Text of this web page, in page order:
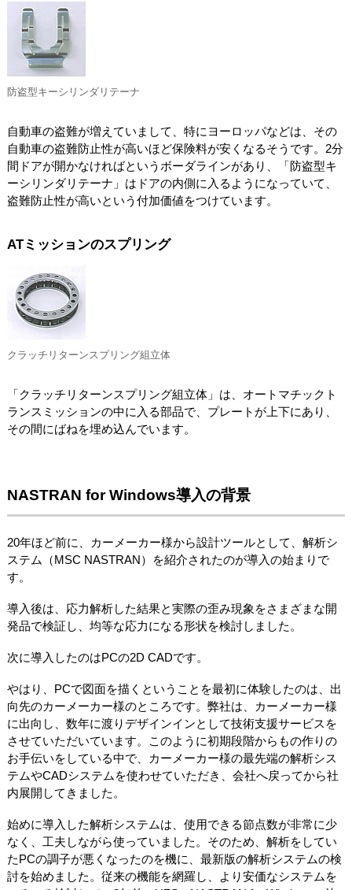
防盗型キーシリンダリテーナ
自動車の盗難が増えていまして、特にヨーロッパなどは、その
自動車の盗難防止性が高いほど保険料が安くなるそうです。2分
間ドアが開かなければというボーダラインがあり、「防盗型キ
ーシリンダリテーナ」はドアの内側に入るようになっていて、
盗難防止性が高いという付加価値をつけています。
ATミッションのスプリング
クラッチリターンスプリング組立体
「クラッチリターンスプリング組立体」は、オートマチックト
ランスミッションの中に入る部品で、プレートが上下にあり、
その間にばねを埋め込んでいます。
NASTRAN for Windows導入の背景
20年ほど前に、カーメーカー様から設計ツールとして、解析シ
ステム（MSC NASTRAN）を紹介されたのが導入の始まりで
す。
導入後は、応力解析した結果と実際の歪み現象をさまざまな開
発品で検証し、均等な応力になる形状を検討しました。
次に導入したのはPCの2D CADです。
やはり、PCで図面を描くということを最初に体験したのは、出
向先のカーメーカー様のところです。弊社は、カーメーカー様
に出向し、数年に渡りデザインインとして技術支援サービスを
させていただいています。このように初期段階からもの作りの
お手伝いをしている中で、カーメーカー様の最先端の解析シス
テムやCADシステムを使わせていただき、会社へ戻ってから社
内展開してきました。
始めに導入した解析システムは、使用できる節点数が非常に少
なく、工夫しながら使っていました。そのため、解析をしてい
たPCの調子が悪くなったのを機に、最新版の解析システムの検
討を始めました。従来の機能を網羅し、より安価なシステムを